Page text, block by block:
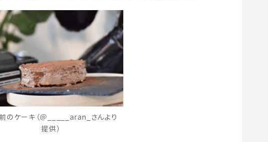
のケーキ（＠_____aran_さんより
提供）